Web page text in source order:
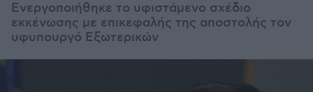
Ενεργοποιήθηκε το υφιστάμενο σχέδιο
εκκένωσης με επικεφαλής της αποστολής τον
υφυπουργό Εξωτερικών